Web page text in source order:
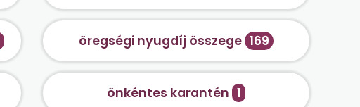
öregségi nyugdíj összege 169
önkéntes karantén 1